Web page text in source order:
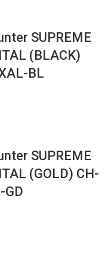
SUPREME
(BLACK)
BL
SUPREME
(GOLD) CH-
GD